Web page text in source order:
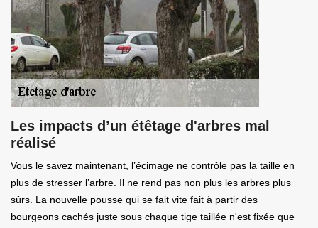
Les impacts d’un étêtage d'arbres mal
réalisé
Vous le savez maintenant, l’écimage ne contrôle pas la taille en
plus de stresser l’arbre. Il ne rend pas non plus les arbres plus
sûrs. La nouvelle pousse qui se fait vite fait à partir des
bourgeons cachés juste sous chaque tige taillée n'est fixée que